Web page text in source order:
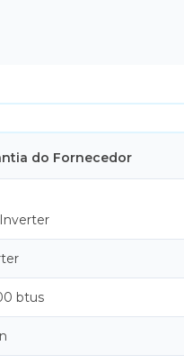
do Fornecedor
btus